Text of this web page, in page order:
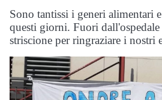
Sono tantissi i generi alimentari
questi giorni. Fuori dall'ospedale
striscione per ringraziare i nostri